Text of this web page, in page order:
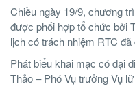
Chiều ngày 19/9, chương
được phối hợp tổ chức bởi
lịch có trách nhiệm RTC
Phát biểu khai mạc có đại
Thảo – Phó Vụ trưởng Vụ